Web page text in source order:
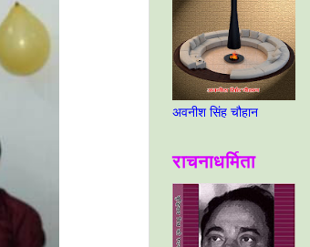
अवनीश सिंह चौहान
राचनाधर्मिता